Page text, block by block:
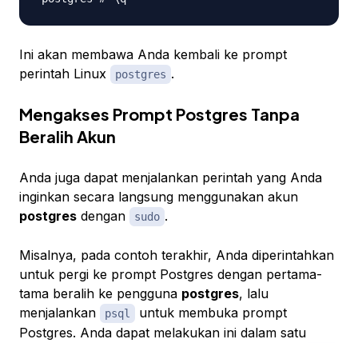
Ini akan membawa Anda kembali ke prompt
perintah Linux
postgres .
Mengakses Prompt Postgres Tanpa
Beralih Akun
Anda juga dapat menjalankan perintah yang Anda
inginkan secara langsung menggunakan akun
postgres dengan sudo .
Misalnya, pada contoh terakhir, Anda diperintahkan
untuk pergi ke prompt Postgres dengan pertama-
tama beralih ke pengguna postgres, lalu
menjalankan
psql
untuk membuka prompt
Postgres. Anda dapat melakukan ini dalam satu